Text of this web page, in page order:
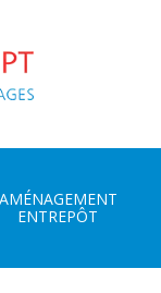
AMÉNAGEMENT
ENTREPÔT